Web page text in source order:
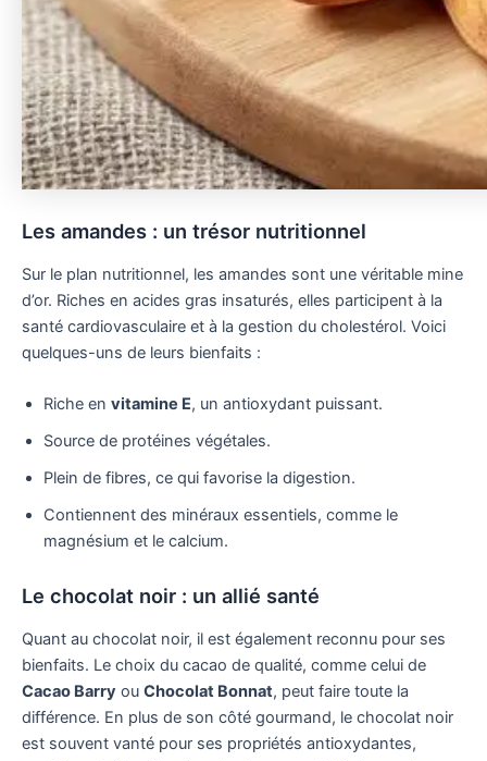
Les amandes : un trésor nutritionnel
Sur le plan nutritionnel, les amandes sont une véritable mine
d’or. Riches en acides gras insaturés, elles participent à la
santé cardiovasculaire et à la gestion du cholestérol. Voici
quelques-uns de leurs bienfaits :
Riche en vitamine E, un antioxydant puissant.
Source de protéines végétales.
Plein de fibres, ce qui favorise la digestion.
Contiennent des minéraux essentiels, comme le
magnésium et le calcium.
Le chocolat noir : un allié santé
Quant au chocolat noir, il est également reconnu pour ses
bienfaits. Le choix du cacao de qualité, comme celui de
Cacao Barry ou Chocolat Bonnat, peut faire toute la
différence. En plus de son côté gourmand, le chocolat noir
est souvent vanté pour ses propriétés antioxydantes,